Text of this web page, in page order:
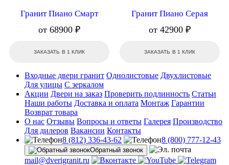
Гранит Пиано Смарт
от 68900 ₽
ЗАКАЗАТЬ В 1 КЛИК
Гранит Пиано Серая
от 42900 ₽
ЗАКАЗАТЬ В 1 КЛИК
Входные двери гранит Однолистовые Двухлистовые
Для улицы С зеркалом
Акции Двери на заказ Проверить подлинность Статьи
Наши работы Доставка и оплата Монтаж Гарантии
Возврат товара
О нас Отзывы Вопросы и ответы Галерея Производство
Для дилеров Вакансии Контакты
8 (812) 336-43-62
8 (800) 777-12-43
Обратный звонок
mail@dverigranit.ru